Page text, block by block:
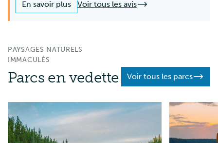
En savoir plus
Voir tous les avis
PAYSAGES NATURELS
IMMACULÉS
Parcs en vedette Voir tous les parcs